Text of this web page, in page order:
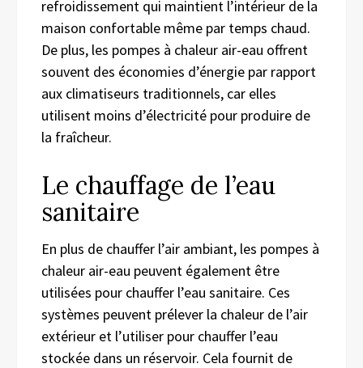
refroidissement qui maintient l’intérieur de la
maison confortable même par temps chaud.
De plus, les pompes à chaleur air-eau offrent
souvent des économies d’énergie par rapport
aux climatiseurs traditionnels, car elles
utilisent moins d’électricité pour produire de
la fraîcheur.
Le chauffage de l’eau
sanitaire
En plus de chauffer l’air ambiant, les pompes à
chaleur air-eau peuvent également être
utilisées pour chauffer l’eau sanitaire. Ces
systèmes peuvent prélever la chaleur de l’air
extérieur et l’utiliser pour chauffer l’eau
stockée dans un réservoir. Cela fournit de